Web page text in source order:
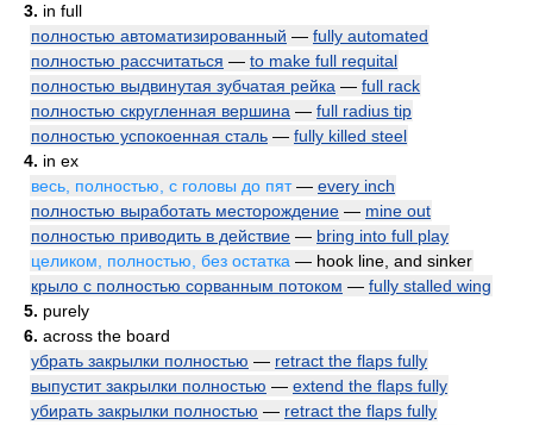
3. in full
полностью автоматизированный — fully automated
полностью рассчитаться — to make full requital
полностью выдвинутая зубчатая рейка — full rack
полностью скругленная вершина — full radius tip
полностью успокоенная сталь — fully killed steel
4. in ex
весь, полностью, с головы до пят— every inch
полностью выработать месторождение — mine out
полностью приводить в действие — bring into full play
целиком, полностью, без остатка — hook line, and sinker
крыло с полностью сорванным потоком — fully stalled wing
5. purely
6. across the board
убрать закрылки полностью — retract the flaps fully
выпустит закрылки полностью — extend the flaps fully
убирать закрылки полностью — retract the flaps fully